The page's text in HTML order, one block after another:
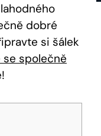
dobré
si šálek
společně